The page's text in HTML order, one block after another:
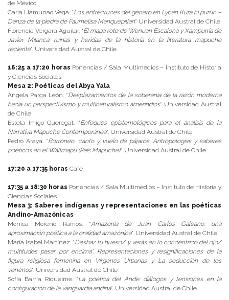
de México
Carla Llamunao Vega. “Los entrecruces del género en Lycan Küra ñi purun –
Danza de la piedra de Faumelisa Manquepillan” Universidad Austral de Chile
Florencia Vergara Aguilar. “El mapa roto de Wenuan Escalona y Xampurria de
Javier Milanca: ruinas y heridas de la historia en la literatura mapuche
reciente“. Universidad Austral de Chile
16:25 a 17:20 horas Ponencias / Sala Multimedios – Instituto de Historia
y Ciencias Sociales
Mesa 2: Poéticas del Abya Yala
Ángela Parga León. “Desplazamientos de la soberanía de la razón moderna
hacia un perspectivismo y multinaturalismo amerindios“. Universidad Austral
de Chile
Estela Imigo Gueregat. “Enfoques epistemológicos para el análisis de la
Narrativa Mapuche Contemporánea“. Universidad Austral de Chile
Pedro Araya. “Borroneo, canto y vuelo de pájaros. Antropologías y saberes
poéticos en el Wallmapu (País Mapuche)“. Universidad Austral de Chile
17:20 a 17:35 horas Café
17:35 a 18:30 horas Ponencias / Sala Multimedios – Instituto de Historia y
Ciencias Sociales
Mesa 3: Saberes indígenas y representaciones en las poéticas
Andino-Amazónicas
Mónica Moreno Ramos. “Amazonia de Juan Carlos Galeano: una
aproximación poética a la oralidad amazónica”. Universidad Austral de Chile
María Isabel Martínez. “Deshaz tu hueso/ y verás en lo concéntrico del ojo/
multitudes pasar por encima”. Representaciones y resignificaciones de la
figura religiosa femenina en Vírgenes Urbanas y La seducción de los
venenos“. Universidad Austral de Chile
Sofía Barría Riquelme. “La poética del Ande: diálogos y tensiones en la
configuración de la vanguardia andina“. Universidad Austral de Chile